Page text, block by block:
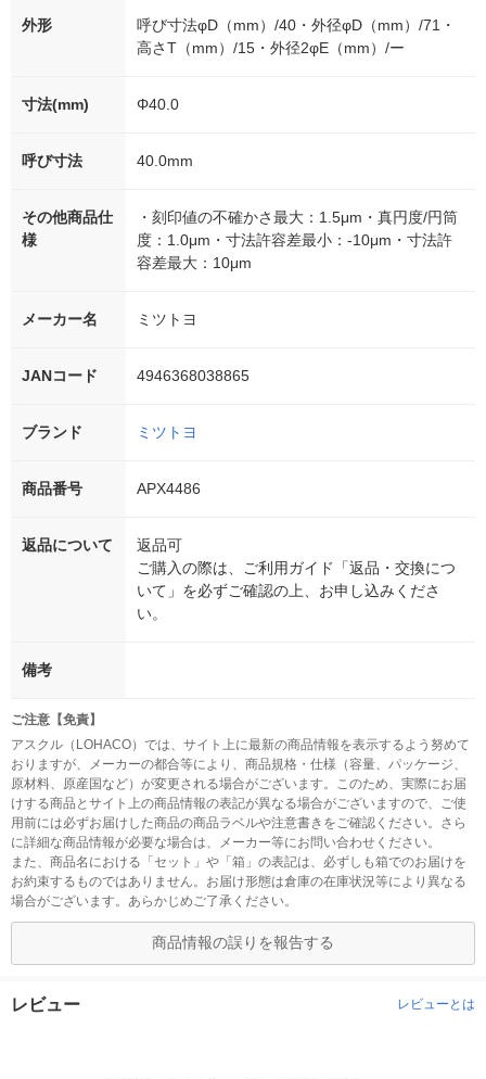
外形
呼び寸法φD（mm）/40・外径φD（mm）/71・
高さT（mm）/15・外径2φE（mm）/ー
寸法(mm) Φ40.0
呼び寸法 40.0mm
その他商品仕
様
・刻印値の不確かさ最大：1.5μm・真円度/円筒
度：1.0μm・寸法許容差最小：-10μm・寸法許
容差最大：10μm
メーカー名 ミツトヨ
JANコード 4946368038865
ブランド ミツトヨ
商品番号 APX4486
返品について
返品可
ご購入の際は、ご利用ガイド「返品・交換につ
いて」を必ずご確認の上、お申し込みくださ
い。
備考
ご注意【免責】
アスクル（LOHACO）では、サイト上に最新の商品情報を表示するよう努めて
おりますが、メーカーの都合等により、商品規格・仕様（容量、パッケージ、
原材料、原産国など）が変更される場合がございます。このため、実際にお届
けする商品とサイト上の商品情報の表記が異なる場合がございますので、ご使
用前には必ずお届けした商品の商品ラベルや注意書きをご確認ください。さら
に詳細な商品情報が必要な場合は、メーカー等にお問い合わせください。
また、商品名における「セット」や「箱」の表記は、必ずしも箱でのお届けを
お約束するものではありません。お届け形態は倉庫の在庫状況等により異なる
場合がございます。あらかじめご了承ください。
商品情報の誤りを報告する
レビュー レビューとは